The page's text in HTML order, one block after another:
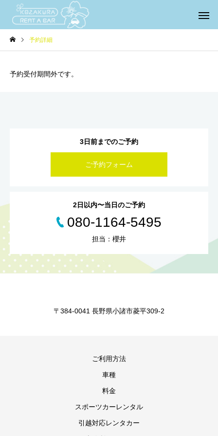
予約詳細
予約受付期間外です。
3日前までのご予約
ご予約フォーム
2日以内〜当日のご予約
080-1164-5495
担当：櫻井
〒384-0041 長野県小諸市菱平309-2
ご利用方法
車種
料金
スポーツカーレンタル
引越対応レンタカー